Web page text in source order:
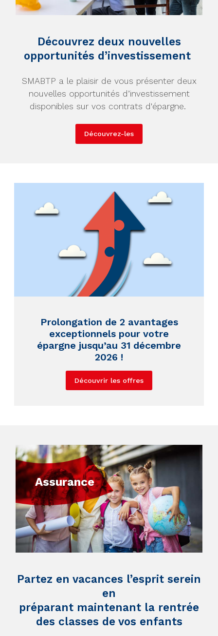
Découvrez deux nouvelles
opportunités d’investissement
SMABTP a le plaisir de vous présenter deux
nouvelles opportunités d’investissement
disponibles sur vos contrats d'épargne.
Découvrez-les
Prolongation de 2 avantages
exceptionnels pour votre
épargne jusqu’au 31 décembre
2026 !
Découvrir les offres
Assurance
Partez en vacances l’esprit serein
en
préparant maintenant la rentrée
des classes de vos enfants